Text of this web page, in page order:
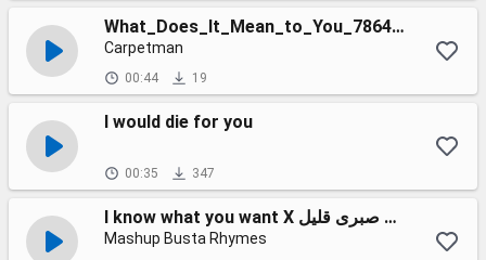
What_Does_It_Mean_to_You_78640127 (1)
Carpetman
00:44 19
I would die for you
00:35 347
I know what you want X ريمكس شيرين صبرى قليل
Mashup Busta Rhymes